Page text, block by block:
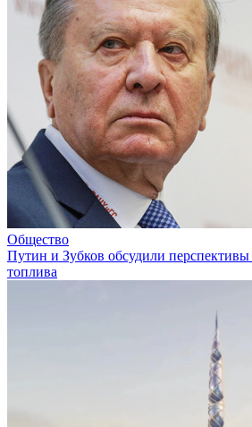
Общество
Путин и Зубков обсудили перспективы
топлива